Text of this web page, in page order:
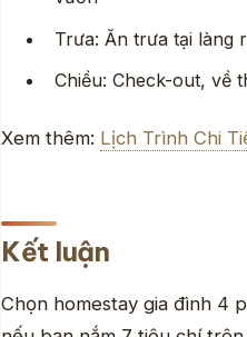
Trưa: Ăn trưa tại làng
Chiều: Check-out, về
Xem thêm: Lịch Trình Chi
Kết luận
Chọn homestay gia đình 4